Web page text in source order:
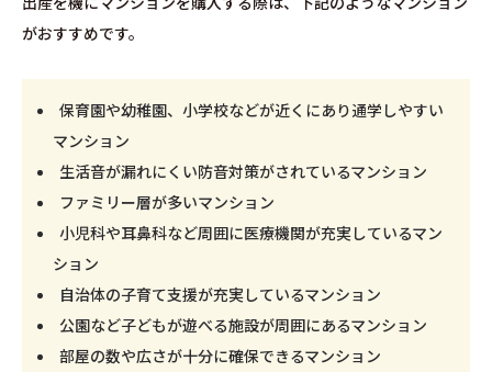
がおすすめです。
保育園や幼稚園、小学校などが近くにあり通学しやすい
マンション
生活音が漏れにくい防音対策がされているマンション
ファミリー層が多いマンション
小児科や耳鼻科など周囲に医療機関が充実しているマン
ション
自治体の子育て支援が充実しているマンション
公園など子どもが遊べる施設が周囲にあるマンション
部屋の数や広さが十分に確保できるマンション